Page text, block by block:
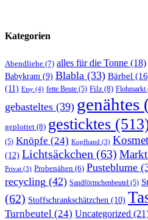
Kategorien
Abendliebe (7) alles für die Tonne (18)
Babykram (9) Blabla (33) Bärbel
(11) Etsy (4) fette Beute (5) Filz (8) Flohmarkt
gebasteltes (39) genähtes
geplottet (8) gesticktes
(5) Knöpfe (24) Kopfband (3)
(12) Lichtsäckchen (63) Markt
Privat (3) Probenähen (6) Pusteblume
recycling (42) Sandförmchenbeutel (5)
(62) Stoffschrankschätzchen (10)
Turnbeutel (24) Uncategorized